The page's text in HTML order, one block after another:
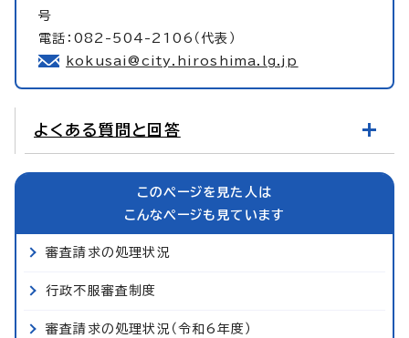
号
電話：082-504-2106（代表）
kokusai@city.hiroshima.lg.jp
よくある質問と回答
このページを見た人は
こんなページも見ています
審査請求の処理状況
行政不服審査制度
審査請求の処理状況（令和6年度）